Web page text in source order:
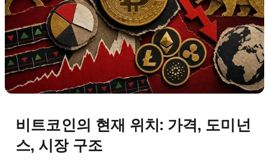
비트코인의 현재 위치: 가격, 도미넌
스, 시장 구조